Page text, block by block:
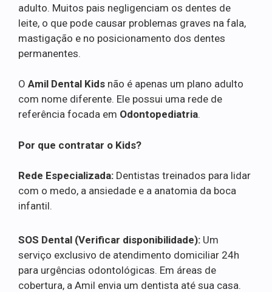
adulto. Muitos pais negligenciam os dentes de
leite, o que pode causar problemas graves na fala,
mastigação e no posicionamento dos dentes
permanentes.
O Amil Dental Kids não é apenas um plano adulto
com nome diferente. Ele possui uma rede de
referência focada em Odontopediatria.
Por que contratar o Kids?
Rede Especializada: Dentistas treinados para lidar
com o medo, a ansiedade e a anatomia da boca
infantil.
SOS Dental (Verificar disponibilidade): Um
serviço exclusivo de atendimento domiciliar 24h
para urgências odontológicas. Em áreas de
cobertura, a Amil envia um dentista até sua casa.